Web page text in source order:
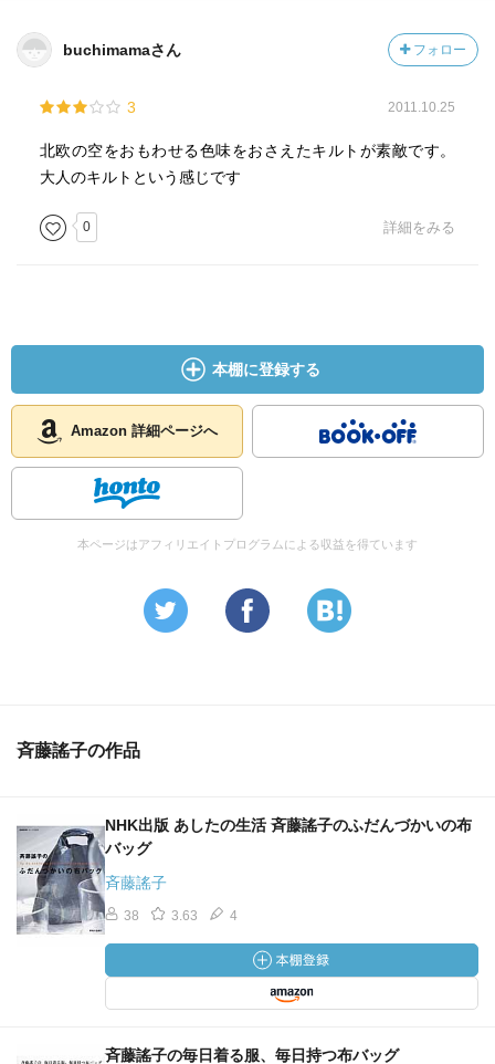
buchimamaさん フォロー
3 2011.10.25
北欧の空をおもわせる色味をおさえたキルトが素敵です。
大人のキルトという感じです
0 詳細をみる
本棚に登録する
Amazon 詳細ページへ
本ページはアフィリエイトプログラムによる収益を得ています
斉藤謠子の作品
NHK出版 あしたの生活 斉藤謠子のふだんづかいの布
バッグ
斉藤謠子
38 3.63 4
斉藤謠子の毎日着る服、毎日持つ布バッグ